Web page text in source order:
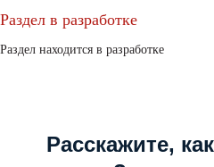
Раздел в разработке
Раздел находится в разработке
Расскажите,